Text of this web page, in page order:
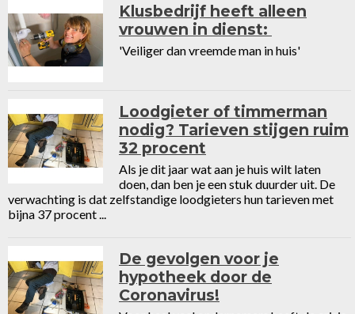
Klusbedrijf heeft alleen
vrouwen in dienst:
'Veiliger dan vreemde man in huis'
Loodgieter of timmerman
nodig? Tarieven stijgen ruim
32 procent
Als je dit jaar wat aan je huis wilt laten
doen, dan ben je een stuk duurder uit. De
verwachting is dat zelfstandige loodgieters hun tarieven met
bijna 37 procent ...
De gevolgen voor je
hypotheek door de
Coronavirus!